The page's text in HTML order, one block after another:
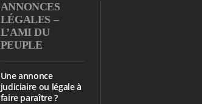
ANNONCES
LÉGALES –
L’AMI DU
PEUPLE
Une annonce
judiciaire ou légale à
faire paraître ?